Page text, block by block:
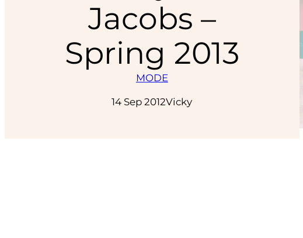
Jacobs –
Spring 2013
MODE
14 Sep 2012Vicky